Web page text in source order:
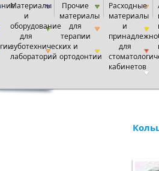
Материалы
и
оборудование
для
зуботехнических
лабораторий
Прочие
материалы
для
терапии
и
ортодонтии
Расходные
материалы
и
для
кабинетов